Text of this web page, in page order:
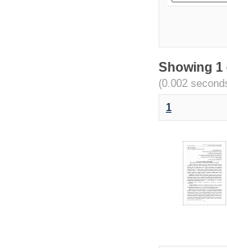
Showing 1
(0.002
1